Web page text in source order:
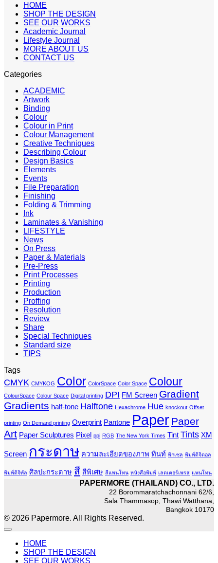
HOME
SHOP THE DESIGN
SEE OUR WORKS
Academic Journal
Lifestyle Journal
MORE ABOUT US
CONTACT US
Categories
ACADEMIC
Artwork
Binding
Colour
Colour in Print
Colour Management
Creative Techniques
Describing Colour
Design Basics
Elements
Events
File Preparation
Finishing
Folding & Trimming
Ink
Laminates & Vanishing
LIFESTYLE
News
On Press
Paper & Materials
Pre-Press
Print Processes
Printing
Production
Proffing
Resolution
Review
Share
Special Techniques
Standard size
TIPS
Tags
CMYK CMYKOG Color ColorSpace Color Space Colour
ColourSpace Colour Space Digital printing DPI FM Screen Gradient
Gradients half-tone Halftone Hexachrome Hue knockout Offset
printing On Demand printing Overprint Pantone Paper Paper
Art Paper Sculptures Pixel ppi RGB The New York Times Tint Tints XM
Screen กระดาษ ความละเอียดของภาพ ทินท์ พิกเซล พิมพ์ดิจิตอล
พิมพ์ดิจิทัล ศิลปะกระดาษ สี สีพิเศษ สีแพนโทน หนังสือพิมพ์ เลตเตอร์เพรส แพนโทน
PAPERMORE (THAILAND) CO., LTD.
22 Borommaratchachonnani 62/6,
Sala Thammasop, Thawi Watthana,
Bangkok 10170
© 2026 Papermore. All Rights Reserved.
HOME
SHOP THE DESIGN
SEE OUR WORKS